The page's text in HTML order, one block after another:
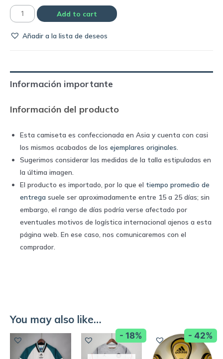
Camiseta
Betis
|
Umbro
Add to cart
Añadir a la lista de deseos
Información importante
Información del producto
Esta camiseta es confeccionada en Asia y cuenta con casi
los mismos acabados de los ejemplares originales.
Sugerimos considerar las medidas de la talla estipuladas en
la última imagen.
El producto es importado, por lo que el tiempo promedio de
entrega suele ser aproximadamente entre 15 a 25 días; sin
embargo, el rango de días podría verse afectado por
eventuales motivos de logística internacional ajenos a esta
página web. En ese caso, nos comunicaremos con el
comprador.
You may also like…
- 18% - 42%